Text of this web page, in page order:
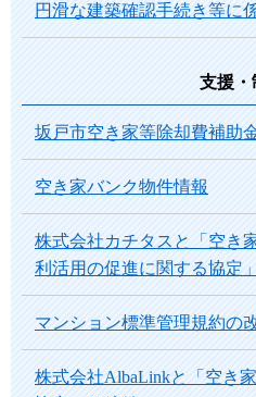
円滑な建築確認手続き等に
支援・
坂戸市空き家等除却費補助
空き家バンク物件情報
株式会社カチタスと「空き
利活用の促進に関する協定
マンション標準管理規約の
株式会社AlbaLinkと「空き